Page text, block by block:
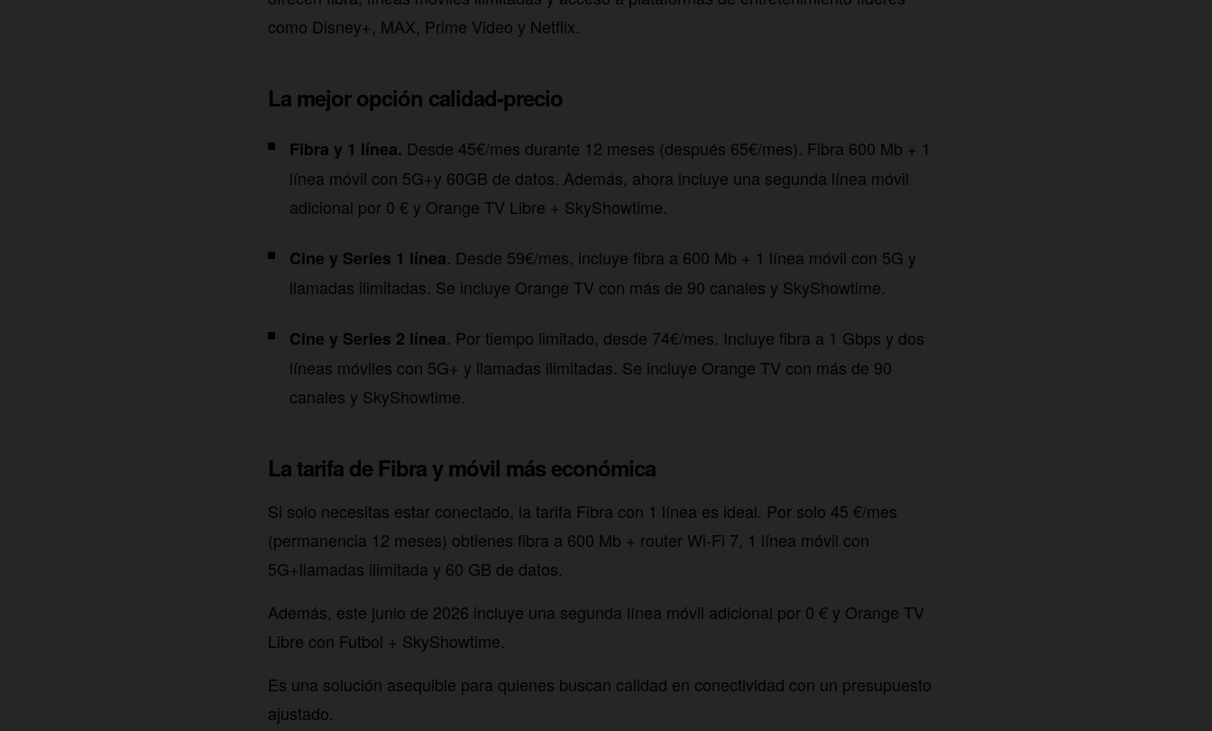
como Disney+, MAX, Prime Video y Netflix.
La mejor opción calidad-precio
Fibra y 1 línea. Desde 45€/mes durante 12 meses (después 65€/mes). Fibra 600 Mb + 1
línea móvil con 5G+y 60GB de datos. Además, ahora incluye una segunda línea móvil
adicional por 0 € y Orange TV Libre + SkyShowtime.
Cine y Series 1 línea. Desde 59€/mes, incluye fibra a 600 Mb + 1 línea móvil con 5G y
llamadas ilimitadas. Se incluye Orange TV con más de 90 canales y SkyShowtime.
Cine y Series 2 línea. Por tiempo limitado, desde 74€/mes. Incluye fibra a 1 Gbps y dos
líneas móviles con 5G+ y llamadas ilimitadas. Se incluye Orange TV con más de 90
canales y SkyShowtime.
La tarifa de Fibra y móvil más económica
Si solo necesitas estar conectado, la tarifa Fibra con 1 línea es ideal. Por solo 45 €/mes
(permanencia 12 meses) obtienes fibra a 600 Mb + router Wi-Fi 7, 1 línea móvil con
5G+llamadas ilimitada y 60 GB de datos.
Además, este junio de 2026 incluye una segunda línea móvil adicional por 0 € y Orange TV
Libre con Futbol + SkyShowtime.
Es una solución asequible para quienes buscan calidad en conectividad con un presupuesto
ajustado.